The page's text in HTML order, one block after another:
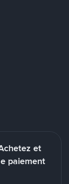
et
paiement